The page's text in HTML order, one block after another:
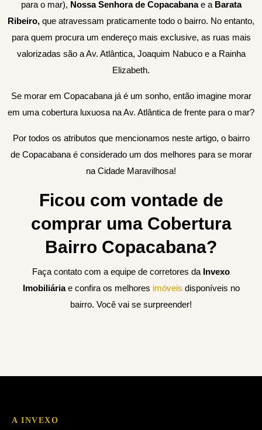
para o mar), Nossa Senhora de Copacabanae a Barata
Ribeiro, que atravessam praticamente todo o bairro. No entanto,
para quem procura um endereço mais exclusive, as ruas mais
valorizadas são a Av. Atlântica, Joaquim Nabuco e a Rainha
Elizabeth.
Se morar em Copacabana já é um sonho, então imagine morar
em uma cobertura luxuosa na Av. Atlântica de frente para o mar?
Por todos os atributos que mencionamos neste artigo, o bairro
de Copacabana é considerado um dos melhores para se morar
na Cidade Maravilhosa!
Ficou com vontade de
comprar uma Cobertura
Bairro Copacabana?
Faça contato com a equipe de corretores da Invexo
Imobiliáriae confira os melhores imóveis disponíveis no
bairro. Você vai se surpreender!
A INVEXO